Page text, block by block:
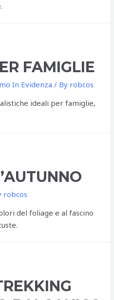
FAMIGLIE
In Evidenza / By robcos
ideali per famiglie,
robcos
del foliage e al fascino